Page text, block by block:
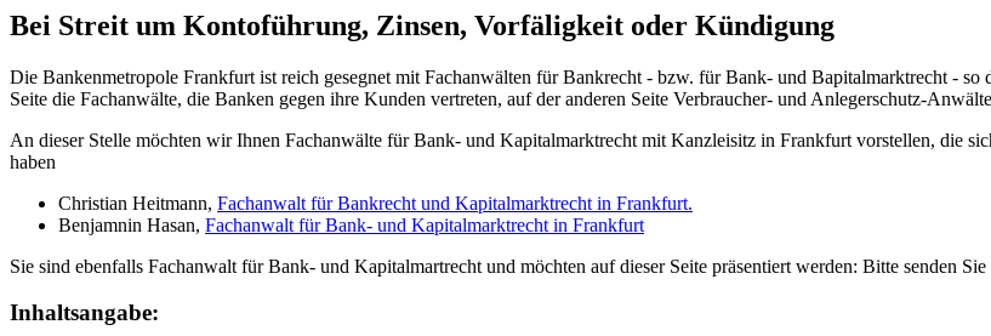
Bei Streit um Kontoführung, Zinsen, Vorfäligkeit oder Kündigung
Die Bankenmetropole Frankfurt ist reich gesegnet mit Fachanwälten für Bankrecht - bzw. für Bank- und Bapitalmarktrecht -
Seite die Fachanwälte, die Banken gegen ihre Kunden vertreten, auf der anderen Seite Verbraucher- und Anlegerschutz-
An dieser Stelle möchten wir Ihnen Fachanwälte für Bank- und Kapitalmarktrecht mit Kanzleisitz in Frankfurt vorstellen, die
haben
Christian Heitmann, Fachanwalt für Bankrecht und Kapitalmarktrecht in Frankfurt.
Benjamnin Hasan, Fachanwalt für Bank- und Kapitalmarktrecht in Frankfurt
Sie sind ebenfalls Fachanwalt für Bank- und Kapitalmartrecht und möchten auf dieser Seite präsentiert werden: Bitte senden Sie
Inhaltsangabe: